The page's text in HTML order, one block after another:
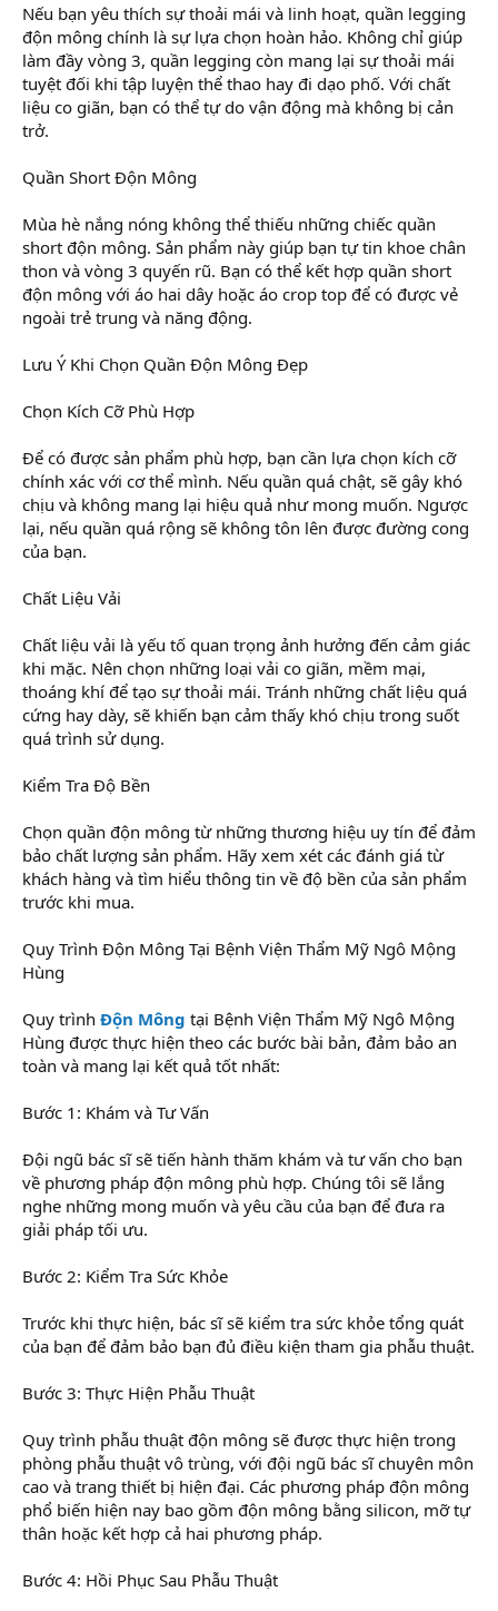
Nếu bạn yêu thích sự thoải mái và linh hoạt, quần legging
độn mông chính là sự lựa chọn hoàn hảo. Không chỉ giúp
làm đầy vòng 3, quần legging còn mang lại sự thoải mái
tuyệt đối khi tập luyện thể thao hay đi dạo phố. Với chất
liệu co giãn, bạn có thể tự do vận động mà không bị cản
trở.
Quần Short Độn Mông
Mùa hè nắng nóng không thể thiếu những chiếc quần
short độn mông. Sản phẩm này giúp bạn tự tin khoe chân
thon và vòng 3 quyến rũ. Bạn có thể kết hợp quần short
độn mông với áo hai dây hoặc áo crop top để có được vẻ
ngoài trẻ trung và năng động.
Lưu Ý Khi Chọn Quần Độn Mông Đẹp
Chọn Kích Cỡ Phù Hợp
Để có được sản phẩm phù hợp, bạn cần lựa chọn kích cỡ
chính xác với cơ thể mình. Nếu quần quá chật, sẽ gây khó
chịu và không mang lại hiệu quả như mong muốn. Ngược
lại, nếu quần quá rộng sẽ không tôn lên được đường cong
của bạn.
Chất Liệu Vải
Chất liệu vải là yếu tố quan trọng ảnh hưởng đến cảm giác
khi mặc. Nên chọn những loại vải co giãn, mềm mại,
thoáng khí để tạo sự thoải mái. Tránh những chất liệu quá
cứng hay dày, sẽ khiến bạn cảm thấy khó chịu trong suốt
quá trình sử dụng.
Kiểm Tra Độ Bền
Chọn quần độn mông từ những thương hiệu uy tín để đảm
bảo chất lượng sản phẩm. Hãy xem xét các đánh giá từ
khách hàng và tìm hiểu thông tin về độ bền của sản phẩm
trước khi mua.
Quy Trình Độn Mông Tại Bệnh Viện Thẩm Mỹ Ngô Mộng
Hùng
Quy trình Độn Mông tại Bệnh Viện Thẩm Mỹ Ngô Mộng
Hùng được thực hiện theo các bước bài bản, đảm bảo an
toàn và mang lại kết quả tốt nhất:
Bước 1: Khám và Tư Vấn
Đội ngũ bác sĩ sẽ tiến hành thăm khám và tư vấn cho bạn
về phương pháp độn mông phù hợp. Chúng tôi sẽ lắng
nghe những mong muốn và yêu cầu của bạn để đưa ra
giải pháp tối ưu.
Bước 2: Kiểm Tra Sức Khỏe
Trước khi thực hiện, bác sĩ sẽ kiểm tra sức khỏe tổng quát
của bạn để đảm bảo bạn đủ điều kiện tham gia phẫu thuật.
Bước 3: Thực Hiện Phẫu Thuật
Quy trình phẫu thuật độn mông sẽ được thực hiện trong
phòng phẫu thuật vô trùng, với đội ngũ bác sĩ chuyên môn
cao và trang thiết bị hiện đại. Các phương pháp độn mông
phổ biến hiện nay bao gồm độn mông bằng silicon, mỡ tự
thân hoặc kết hợp cả hai phương pháp.
Bước 4: Hồi Phục Sau Phẫu Thuật